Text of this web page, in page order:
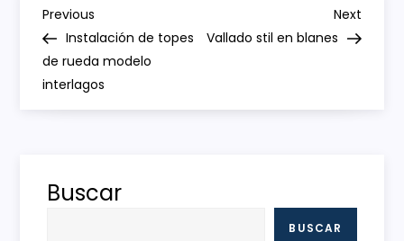
N
a
v
g
Previous
Post
Previous
Instalación de topes
de rueda modelo
interlagos
Next
Post
Next
Vallado stil en blanes
Buscar
BUSCAR